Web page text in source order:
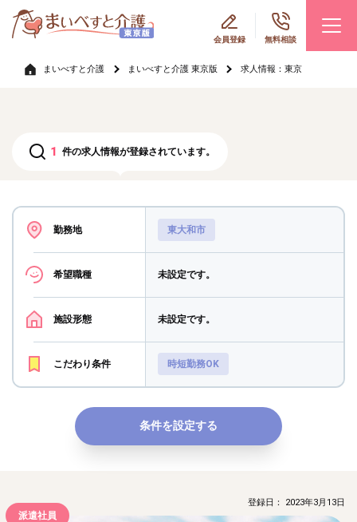
会員登録 無料相談
まいべすと介護 まいべすと介護 東京版 求人情報：東京
1 件の求人情報が登録されています。
勤務地 東大和市
希望職種 未設定です。
施設形態 未設定です。
こだわり条件 時短勤務OK
条件を設定する
派遣社員
登録日： 2023年3月13日